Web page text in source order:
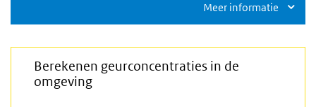
Meer informatie
Berekenen geurconcentraties in de
omgeving